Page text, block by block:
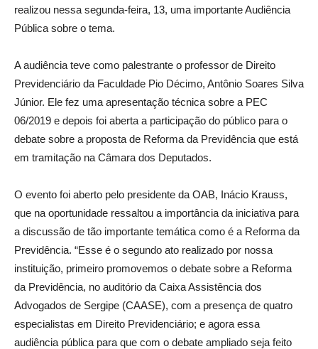
realizou nessa segunda-feira, 13, uma importante Audiência
Pública sobre o tema.
A audiência teve como palestrante o professor de Direito
Previdenciário da Faculdade Pio Décimo, Antônio Soares Silva
Júnior. Ele fez uma apresentação técnica sobre a PEC
06/2019 e depois foi aberta a participação do público para o
debate sobre a proposta de Reforma da Previdência que está
em tramitação na Câmara dos Deputados.
O evento foi aberto pelo presidente da OAB, Inácio Krauss,
que na oportunidade ressaltou a importância da iniciativa para
a discussão de tão importante temática como é a Reforma da
Previdência. “Esse é o segundo ato realizado por nossa
instituição, primeiro promovemos o debate sobre a Reforma
da Previdência, no auditório da Caixa Assistência dos
Advogados de Sergipe (CAASE), com a presença de quatro
especialistas em Direito Previdenciário; e agora essa
audiência pública para que com o debate ampliado seja feito